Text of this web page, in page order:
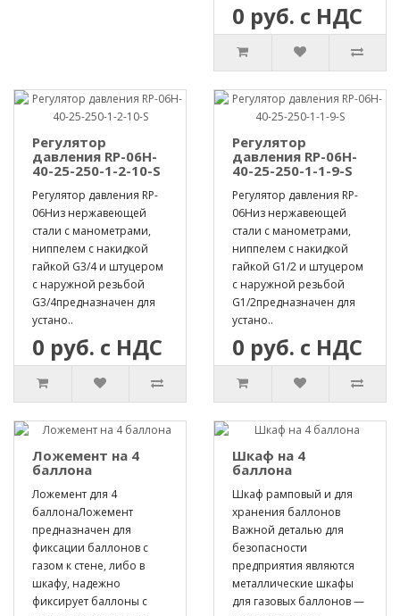
0 руб. с НДС
Регулятор
давления RP-06H-
40-25-250-1-2-10-S
Регулятор давления RP-
06Hиз нержавеющей
стали с манометрами,
ниппелем с накидкой
гайкой G3/4 и штуцером
с наружной резьбой
G3/4предназначен для
устано..
0 руб. с НДС
Регулятор
давления RP-06H-
40-25-250-1-1-9-S
Регулятор давления RP-
06Hиз нержавеющей
стали с манометрами,
ниппелем с накидкой
гайкой G1/2 и штуцером
с наружной резьбой
G1/2предназначен для
устано..
0 руб. с НДС
Ложемент на 4
баллона
Ложемент для 4
баллонаЛожемент
предназначен для
фиксации баллонов с
газом к стене, либо в
шкафу, надежно
фиксирует баллоны с
Шкаф на 4
баллона
Шкаф рамповый и для
хранения баллонов
Важной деталью для
безопасности
предприятия являются
металлические шкафы
для газовых баллонов —